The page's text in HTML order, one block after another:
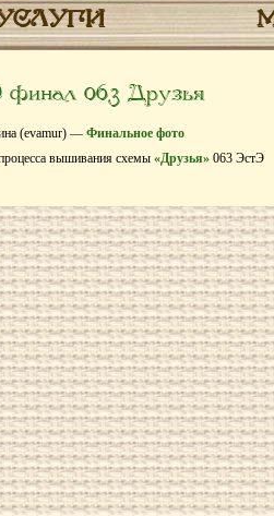
063 Друзья
(evamur) — Финальное фото
вышивания схемы «Друзья» 063 ЭстЭ